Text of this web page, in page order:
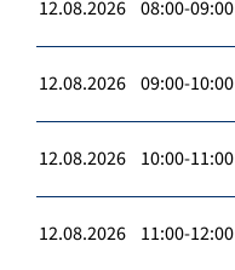
12.08.2026 08:00-09:00
12.08.2026 09:00-10:00
12.08.2026 10:00-11:00
12.08.2026 11:00-12:00